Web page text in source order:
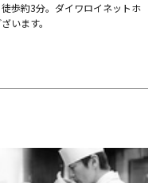
歩約3分。ダイワロイネットホ
います。